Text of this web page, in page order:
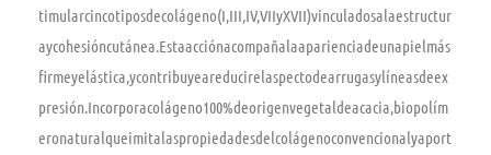
timularcincotiposdecolágeno(I,III,IV,VIIyXVII)vinculadosalaestructur
aycohesióncutánea.Estaacciónacompañalaaparienciadeunapielmás
firmeyelástica,ycontribuyeareducirelaspectodearrugasylíneasdeex
presión.Incorporacolágeno100%deorigenvegetaldeacacia,biopolím
eronaturalqueimitalaspropiedadesdelcolágenoconvencionalyaport